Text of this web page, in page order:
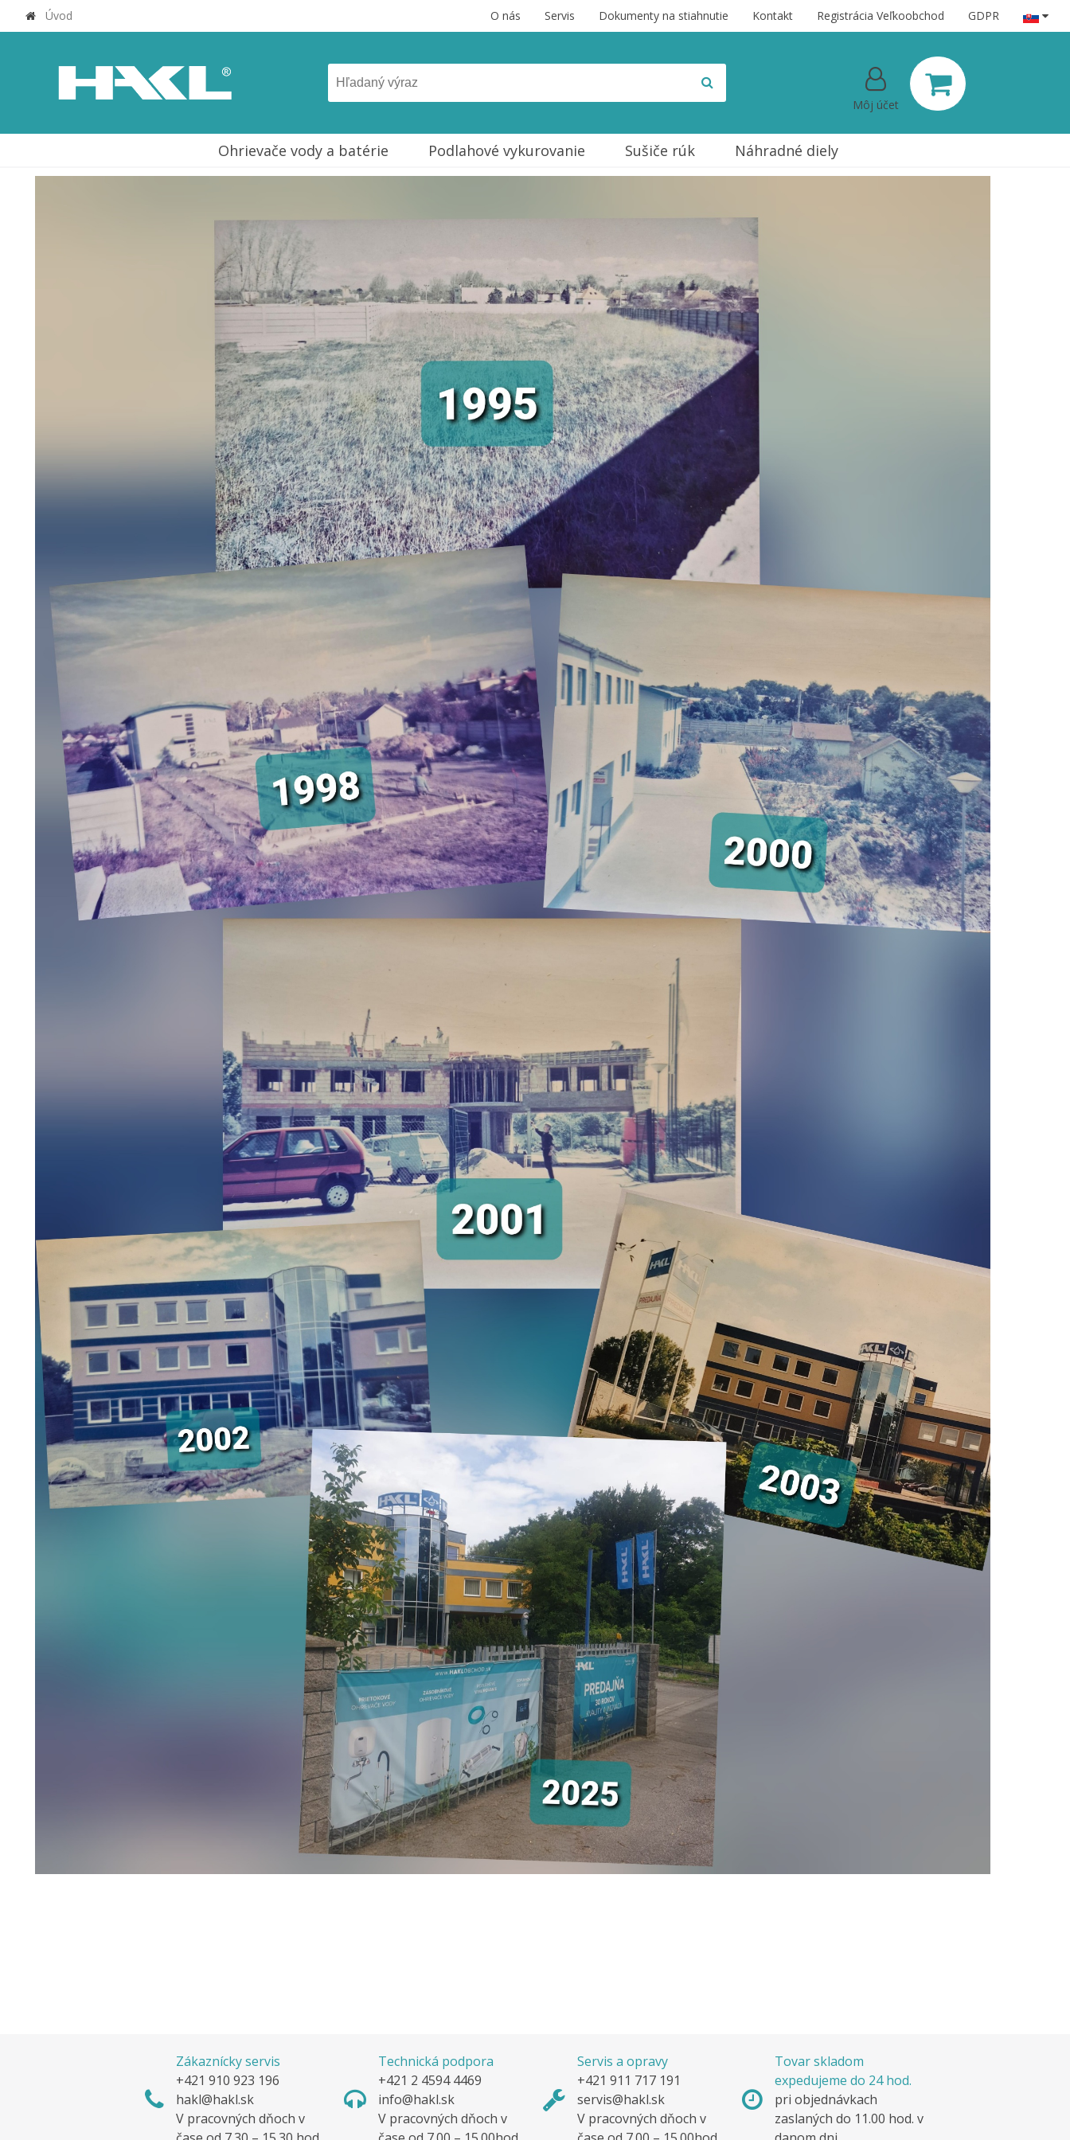
Úvod O nás Servis Dokumenty na stiahnutie Kontakt Registrácia Veľkoobchod GDPR
Môj účet
Ohrievače vody a batérie Podlahové vykurovanie Sušiče rúk Náhradné diely
Zákaznícky servis
+421 910 923 196
hakl@hakl.sk
V pracovných dňoch v
Technická podpora
+421 2 4594 4469
info@hakl.sk
V pracovných dňoch v
Servis a opravy
+421 911 717 191
servis@hakl.sk
V pracovných dňoch v
Tovar skladom
expedujeme do 24 hod.
pri objednávkach
zaslaných do 11.00 hod. v